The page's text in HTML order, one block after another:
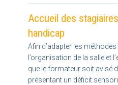
Accueil des
handicap
Afin d’adapter les
l’organisation de la salle et
que le formateur soit avisé
présentant un déficit